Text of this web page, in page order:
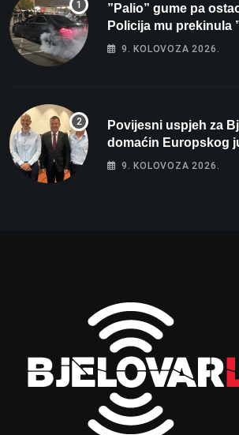
”Palio” gume pa ostao bez auta:
Policija mu prekinula
parkingu u Bjelovaru
9. KOLOVOZA 2026.
Povijesni uspjeh za
domaćin Europskog
prvenstva u plivanju
9. KOLOVOZA 2026.